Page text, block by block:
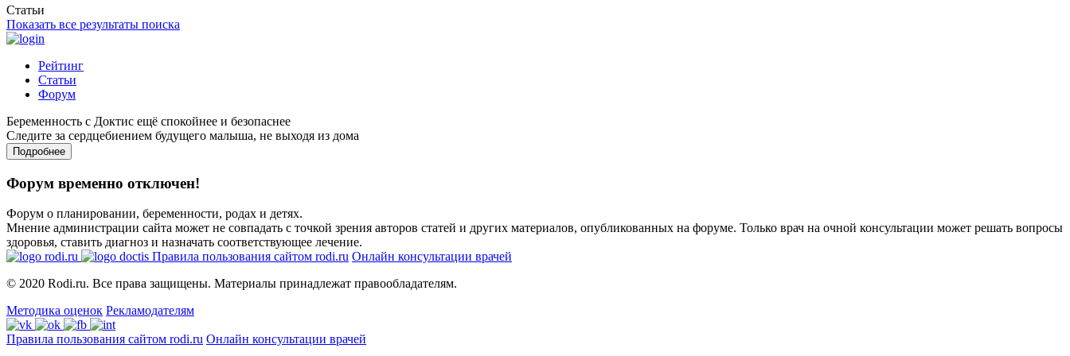
Статьи
Показать все результаты поиска
Рейтинг
Статьи
Форум
Беременность с Доктис ещё спокойнее и безопаснее
Следите за сердцебиением будущего малыша, не выходя из дома
Подробнее
Форум временно отключен!
Форум о планировании, беременности, родах и детях.
Мнение администрации сайта может не совпадать с точкой зрения авторов статей и других материалов, опубликованных на форуме. Только врач на очной консультации может решать вопросы
здоровья, ставить диагноз и назначать соответствующее лечение.
Правила пользования сайтом rodi.ru Онлайн консультации врачей
© 2020 Rodi.ru. Все права защищены. Материалы принадлежат правообладателям.
Методика оценок Рекламодателям
Правила пользования сайтом rodi.ru Онлайн консультации врачей